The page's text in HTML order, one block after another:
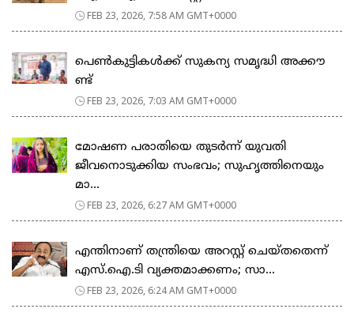
FEB 23, 2026, 7:58 AM GMT+0000
പെ​ൺ​കു​ട്ടി​ക​ൾ​ക്ക് സു​ക​ന്യ സ​മൃ​ദ്ധി അ​ക്കൗ​
ണ്ട്
FEB 23, 2026, 7:03 AM GMT+0000
മോഷണ പരാതിയെ തുടര്‍ന്ന് യുവതി
ജീവനൊടുക്കിയ സംഭവം; സുഹൃത്തിനെയും
മാ...
FEB 23, 2026, 6:27 AM GMT+0000
എന്തിനാണ് തന്ത്രിയെ അറസ്റ്റ് ചെയ്തതെന്ന്
എസ്.ഐ.ടി വ്യക്തമാക്കണം; സാ...
FEB 23, 2026, 6:24 AM GMT+0000